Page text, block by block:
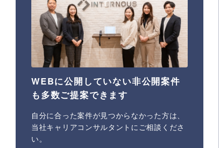
WEBに公開していない非公開案件
も多数ご提案できます
自分に合った案件が見つからなかった方は、
当社キャリアコンサルタントにご相談くださ
い。